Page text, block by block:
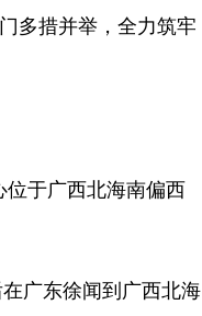
多措并举，全力筑牢
于广西北海南偏西
广东徐闻到广西北海